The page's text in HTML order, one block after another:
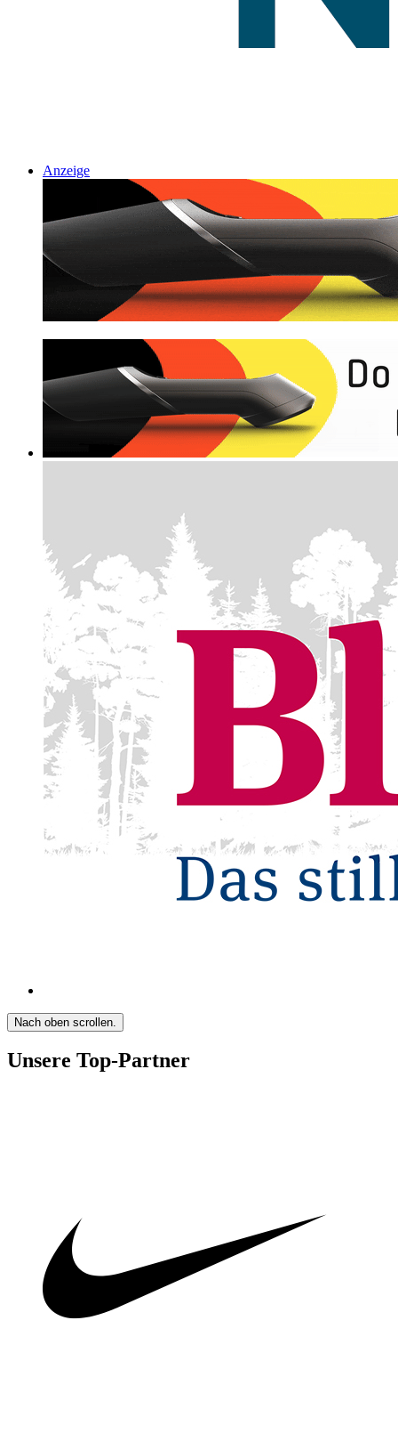
Anzeige
Nach oben scrollen.
Unsere Top-Partner